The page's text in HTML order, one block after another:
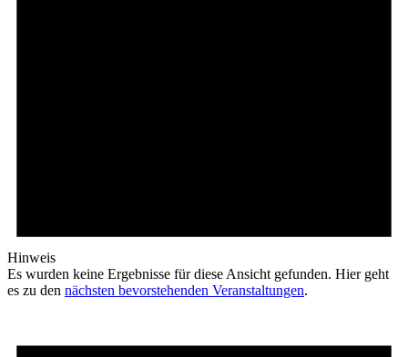
Hinweis
Es wurden keine Ergebnisse für diese Ansicht gefunden. Hier geht
es zu den nächsten bevorstehenden Veranstaltungen.